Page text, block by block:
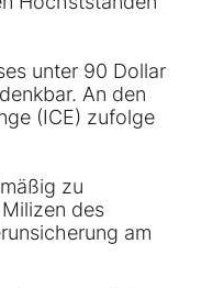
unter 90 Dollar
An den
(ICE) zufolge
zu
des
am